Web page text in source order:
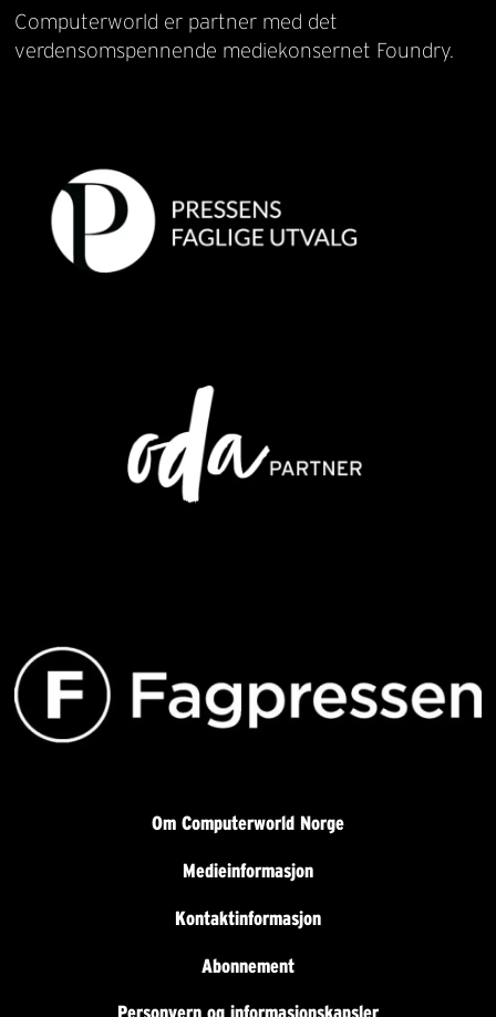
Computerworld er partner med det
verdensomspennende mediekonsernet Foundry.
Om Computerworld Norge
Medieinformasjon
Kontaktinformasjon
Abonnement